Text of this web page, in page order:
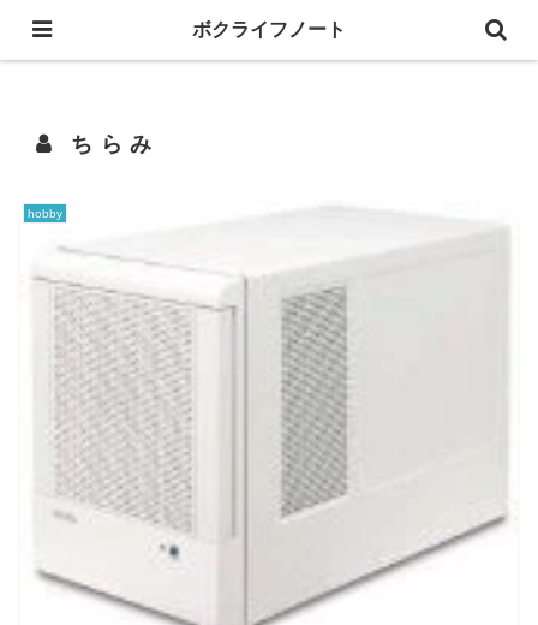
人生の事とか、趣味の事とか、写し撮る、綴る。
ちらみ
hobby
ボクライフノート